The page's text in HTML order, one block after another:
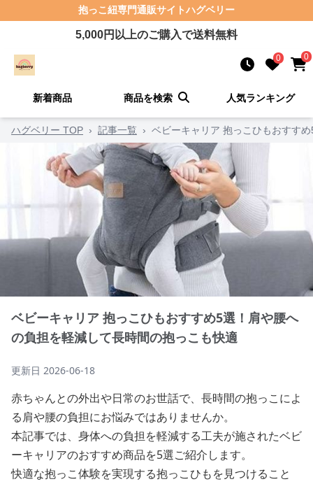
抱っこ紐専門通販サイトハグベリー
5,000円以上のご購入で送料無料
0 0
新着商品 商品を検索 人気ランキング
ハグベリー TOP › 記事一覧 › ベビーキャリア 抱っこひもおすす
ベビーキャリア 抱っこひもおすすめ5選！肩や腰へ
の負担を軽減して長時間の抱っこも快適
更新日 2026-06-18
赤ちゃんとの外出や日常のお世話で、長時間の抱っこによ
る肩や腰の負担にお悩みではありませんか。
本記事では、身体への負担を軽減する工夫が施されたベビ
ーキャリアのおすすめ商品を5選ご紹介します。
快適な抱っこ体験を実現する抱っこひもを見つけること